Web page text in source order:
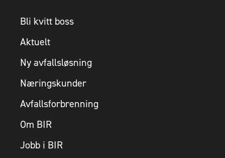
Bli kvitt boss
Aktuelt
Ny avfallsløsning
Næringskunder
Avfallsforbrenning
Om BIR
Jobb i BIR